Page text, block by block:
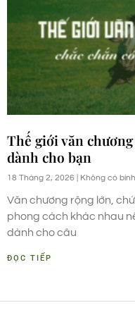
Thế giới văn
dành cho bạn
18 Tháng 2, 2026 Không có
Văn chương rộng lớn,
phong cách khác nhau
dành cho câu
ĐỌC TIẾP